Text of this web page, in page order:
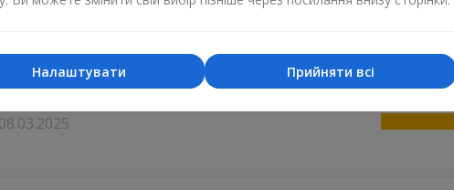
квіти стоять досі. Дуже задоволена!! Дякую ☺️
08.03.2025
Прийняти всі
Налаштувати